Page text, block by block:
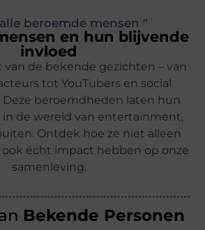
beroemde mensen "
en hun blijvende
invloed
van de bekende gezichten – van
tot YouTubers en social
Deze beroemdheden laten hun
de wereld van entertainment,
Ontdek hoe ze niet alleen
ook écht impact hebben op onze
samenleving.
Bekende Personen